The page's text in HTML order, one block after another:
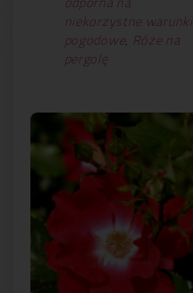
niekorzystne warunki
pogodowe, Róże na
pergolę